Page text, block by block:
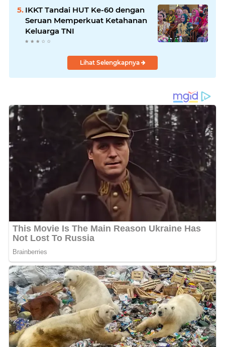
IKKT Tandai HUT Ke-60 dengan
Seruan Memperkuat Ketahanan
Keluarga TNI
Lihat Selengkapnya